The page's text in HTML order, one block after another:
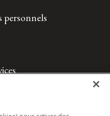
personnels